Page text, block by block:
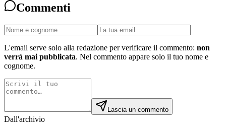
Commenti
L'email serve solo alla redazione per verificare il commento: non
verrà mai pubblicata. Nel commento appare solo il tuo nome e
cognome.
Lascia un commento
Dall'archivio